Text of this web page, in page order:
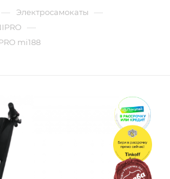
— Электросамокаты —
—
mi188